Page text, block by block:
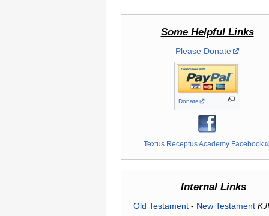
Some Helpful Links
Please Donate
Donate
Textus Receptus Academy Facebook
Internal Links
Old Testament- New Testament